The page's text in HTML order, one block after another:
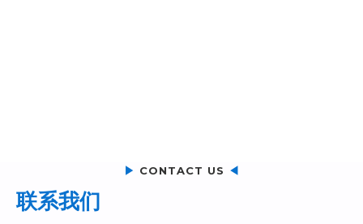
▶ CONTACT US ◀
联系我们